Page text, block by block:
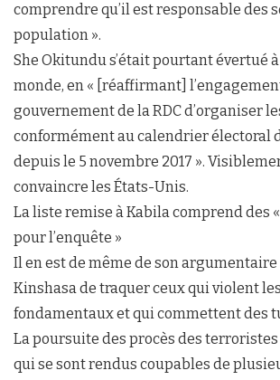
comprendre qu’il est responsable des
population ».
She Okitundu s’était pourtant évertué
monde, en « [réaffirmant]
gouvernement de la RDC d’organiser
conformément au calendrier électoral
depuis le 5 novembre 2017 ».
convaincre les États-Unis.
La liste remise à Kabila comprend des
pour l’enquête »
Il en est de même de son
Kinshasa de traquer ceux qui violent
fondamentaux et qui commettent des
La poursuite des procès des
qui se sont rendus coupables de